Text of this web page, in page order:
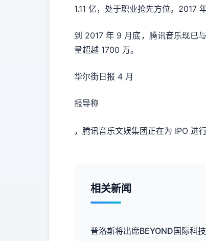
1.11 亿，处于职业抢先方位。2017
到 2017 年 9 月底，腾讯音乐现已
量超越 1700 万。
华尔街日报 4 月
报导称
，腾讯音乐文娱集团正在为 IPO 进
相关新闻
普洛斯将出席BEYOND国际科